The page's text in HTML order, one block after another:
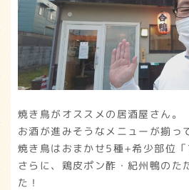
焼き鳥がオススメの居酒屋さん。
お酒が進みそうなメニューが揃っ
焼き鳥はおまかせ5種+希少部位「
さらに、鶏皮ポン酢・紀州鴨のた
た！